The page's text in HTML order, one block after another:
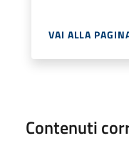
VAI ALLA
Contenuti